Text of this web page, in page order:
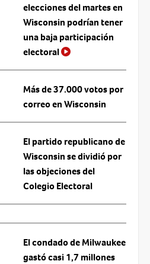
elecciones del martes en
Wisconsin podrían tener
una baja participación
electoral
Más de 37.000 votos por
correo en Wisconsin
El partido republicano de
Wisconsin se dividió por
las objeciones del
Colegio Electoral
El condado de Milwaukee
gastó casi 1,7 millones